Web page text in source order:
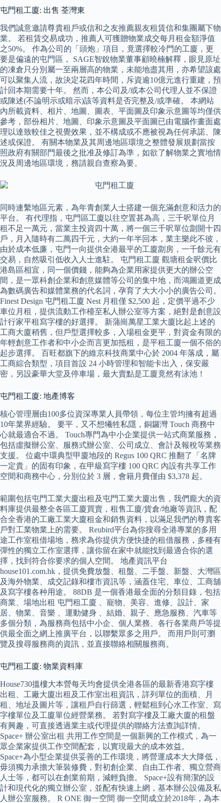
屯門租工廈: 出售 荃灣東
我們誠意邀請尊貴租戶或信和之友推薦親友租賃信和集團屬下物
業。 若租賃交易成功，推薦人可獲贈物業成交每月租金額淨值
之50%。 作為公司的「頭炮」項目，竟選擇較冷門的工廈，更
要是偏遠的屯門區， SAGE智銳物業董事顧曉楠解釋，眼見原址
的凍倉只分別屬一至兩層高的物業，未能地盡其用，亦希望該處
可以聚集人流，故決定花四年時間，斥資逾10億元進行重建，預
計回本期需要十年。 然而，本公司及/或本公司代理人並不保證
或陳述(不論明示或暗示)該等資料是否完整及/或準確。 本網站
內所載資料、相片、地圖、圖表、平面圖及印象示意圖等均僅供
參考，部份相片、地圖、印象示意圖及平面圖已由電腦作畫面處
理以達致較佳之視覺效果，並不構成或不應被視為任何承諾、陳
述或保證。 有關本物業及其周邊地區環境之整體發展規劃當按
照政府有關部門最後之批准及修訂為準，如欲了解物業之實地情
況及周邊地區環境，務請親自查察為要。
同時連繫地區元素，為年青創業人士搭建一個充滿創意和活力的
平台。 有代理指，屯門區工廈以往空置甚為高，三千呎單位月
租不足一萬元，當業主投資四十萬，將一個三千呎單位劏開十四
戶，月入隨時有二萬四千元，大約一年半回本，業主樂此不彼，
由於成本低廉，屯門一向提供全港最平的工廈劏房，一千餘元有
交易，自然吸引低收入人士進駐。 屯門租工廈 觀塘租金呎價比
港島區相宜，同一個價錢，能夠為企業用家提供更大的辦公空
間，是一眾科創企業和創意媒體等公司的集中地，而鴻圖道更成
為數碼廣告和媒體業務的代名詞，孕育了大大小小的廣告公司。
Finest Design 屯門租工廈 Nest 月租僅 $2,500 起，定價平過不少
車位月租，提供流動工作檯至私人辦公室等方案，絕對是創意設
計行家平租寫字樓的好選擇。 新蒲崗萬星工業大廈比起上述的
工商大廈稍舊，但戶型選擇較多，入場租金更平，對資金有限的
年輕創意工作者和中小企而言更加抵租，是平租工廈一個不俗的
起步選擇。 百旺都旗下的維京科技商業中心於 2004 年落成，屬
工商綜合類型，項目首設 24 小時管理和智能卡出入，保安嚴
密，另設豪華大堂及停車場，最大賣點是工廈竟然有泳池！
屯門租工廈: 地產博客
核心管理層由100多位資深專業人員帶領，每位主管均擁有超過
10年業界經驗。 要平，又不想犧牲私隱，銅鑼灣 Touch 商務中
心就最適合不過。 Touch專門為中小企業提供一站式商業服務，
包括虛擬辦公室、服務式辦公室、公司成立、會計及報稅等業務
支援。 位處中環典型甲廈地段的 Regus 100 QRC 推翻了「名牌
一定貴」的固有印象，在甲級寫字樓 100 QRC 內設有共享工作
空間和商務中心，分別位於 3 層，會籍月費僅由 $3,378 起。
範圍包括屯門工業大廈出租及屯門工業大廈出售，我們龐大的資
料庫提供最整全各區工廈買賣，租售工廈/貨倉/地廠等資訊，配
合全香港的工廠工業大廈租金和銷售資料，以滿足我們的尊貴客
戶對工業物業上的需要。 Reubird平台為你搜尋全港專業的多用
途工作室租借場地，務求為你提供方便快捷的租借服務，多種有
彈性的獨立工作室選擇，讓你留在家中就能找到最適合你的選
擇，找到符合你要求的個人空間。 地產資訊平台
house101.com.hk，提供免費放盤、租盤、二手盤、新盤、大灣區
及海外物業、成交記錄和樓市資訊等，涵蓋住宅、車位、工商舖
及寫字樓各种用途。 88DB 是一個香港最全面的分類目錄，包括
商業、場地出租 屯門租工廈 、寵物、美容、進修、設計、家
居、物業、音樂 、運動健身 、結婚、親子、應急服務、汽車等
多個分類，為服務商包括中小企、個人業務、各行各業商戶等提
供最全面之網上推廣平台，以聯繫眾多之用戶。 而用戶則可瀏
覽及搜尋服務商的資訊，並直接聯絡相關服務商。
屯門租工廈: 物業資料庫
House730搵樓大本營每天均會提供全港各區的最新香港寫字樓
出租、工廠大廈出租及工作室出租資訊，詳列單位的面積、月
租、地址及圖片等，讓租戶自行篩選，輕鬆租到心水工作室、寫
字樓單位及工廈單位經營業務。 若對寫字樓及工廠大廈的租盤
有興趣，可直接透過業主或代理提供的聯絡方法查詢詳情。
Space+ 辦公室出租 共用工作空間是一個新興的工作模式，為一
眾企業家提供工作空間配套，以實現最大的成本效益。
Space+為小型企業提供妥善的工作環境，將營運成本大大降低，
毋須獨力承擔大筆裝修費，對初創企業、自由工作者、獨立營商
人士等，都可以在創業前期，減輕負擔。 Space+設有簡潔的設
計和現代化的獨立辦公室，並配有快速上網，基本辦公設備及私
人辦公室服務。 R ONE 御一空間 御一空間成立於2018年，為本